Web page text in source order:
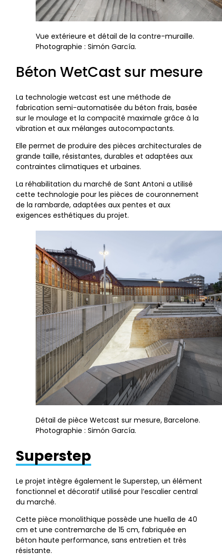
Vue extérieure et détail de la contre-muraille.
Photographie : Simón García.
Béton WetCast sur mesure
La technologie wetcast est une méthode de
fabrication semi-automatisée du béton frais, basée
sur le moulage et la compacité maximale grâce à la
vibration et aux mélanges autocompactants.
Elle permet de produire des pièces architecturales de
grande taille, résistantes, durables et adaptées aux
contraintes climatiques et urbaines.
La réhabilitation du marché de Sant Antoni a utilisé
cette technologie pour les pièces de couronnement
de la rambarde, adaptées aux pentes et aux
exigences esthétiques du projet.
Détail de pièce Wetcast sur mesure, Barcelone.
Photographie : Simón García.
Superstep
Le projet intègre également le Superstep, un élément
fonctionnel et décoratif utilisé pour l’escalier central
du marché.
Cette pièce monolithique possède une huella de 40
cm et une contremarche de 15 cm, fabriquée en
béton haute performance, sans entretien et très
résistante.